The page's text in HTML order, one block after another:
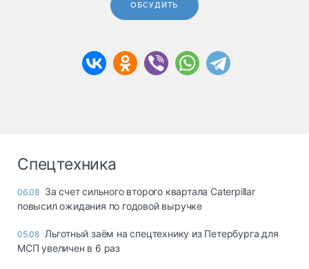
ОБСУДИТЬ
Спецтехника
06.08 За счет сильного второго квартала Caterpillar
повысил ожидания по годовой выручке
05.08 Льготный заём на спецтехнику из Петербурга для
МСП увеличен в 6 раз